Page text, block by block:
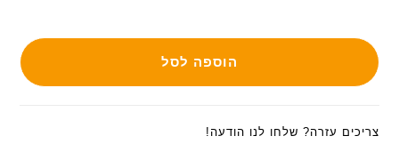
הוספה לסל
צריכים עזרה? שלחו לנו הודעה!